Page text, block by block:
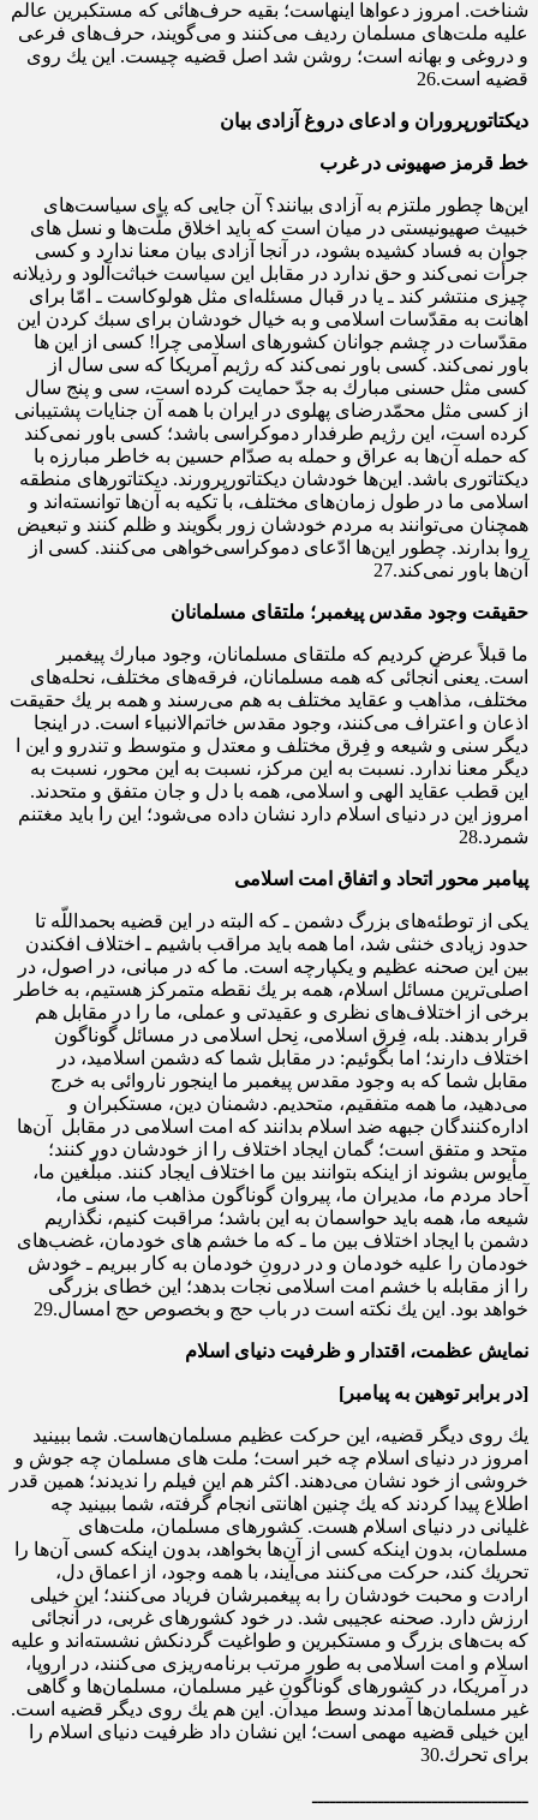
شناخت. امروز دعواها اینهاست؛ بقیه‌ حرف‌هائى كه مستكبرین عالم
علیه ملت‌هاى مسلمان ردیف می‌كنند و می‌گویند، حرف‌هاى فرعى
و دروغى و بهانه است؛ روشن شد اصل قضیه چیست. این یك روى
قضیه است.26
دیکتاتورپروران و ادعای دروغ آزادی بیان
خط قرمز صهیونی در غرب
این‌ها چطور ملتزم به آزادى بیانند؟ آن جایى كه پاى سیاست‌هاى
خبیث صهیونیستى در میان است كه باید اخلاق ملّت‌ها و نسل هاى
جوان به فساد كشیده بشود، در آنجا آزادى بیان معنا ندارد و كسى
جرأت نمی‌كند و حق ندارد در مقابل این سیاست خباثت‌آلود و رذیلانه
چیزى منتشر كند ـ یا در قبال مسئله‌اى مثل هولوكاست ـ امّا براى
اهانت به مقدّسات اسلامى و به خیال خودشان براى سبك كردن این
مقدّسات در چشم جوانان كشورهاى اسلامى چرا! كسى از این ها
باور نمی‌كند. كسى باور نمی‌كند كه رژیم آمریكا كه سى سال از
كسى مثل حسنى مبارك به جدّ حمایت كرده است، سى و پنج سال
از كسى مثل محمّدرضاى پهلوى در ایران با همه‌ آن جنایات پشتیبانى
كرده است، این رژیم طرفدار دموكراسى باشد؛ كسى باور نمی‌كند
كه حمله‌ آن‌ها به عراق و حمله‌ به صدّام حسین به‌ خاطر مبارزه‌ با
دیكتاتورى باشد. این‌ها خودشان دیكتاتورپرورند. دیكتاتورهاى منطقه‌
اسلامى ما در طول زمان‌‌هاى مختلف، با تكیه‌ به آن‌ها توانسته‌اند و
همچنان می‌توانند به مردم خودشان زور بگویند و ظلم كنند و تبعیض
روا بدارند. چطور این‌ها ادّعاى دموكراسى‌خواهى می‌كنند. كسى از
آن‌ها باور نمی‌كند.27
حقیقت وجود مقدس پیغمبر؛ ملتقای مسلمانان
ما قبلاً عرض كردیم كه ملتقاى مسلمانان، وجود مبارك پیغمبر
است. یعنى آنجائى كه همه‌ مسلمانان، فرقه‌هاى مختلف، نحله‌هاى
مختلف، مذاهب و عقاید مختلف به هم می‌رسند و همه بر یك حقیقت
اذعان و اعتراف می‌كنند، وجود مقدس خاتم‌الانبیاء است. در اینجا
دیگر سنى و شیعه و فِرق مختلف و معتدل و متوسط و تندرو و این ا
دیگر معنا ندارد. نسبت به این مركز، نسبت به این محور، نسبت به
این قطب عقاید الهى و اسلامى، همه با دل و جان متفق و متحدند.
امروز این در دنیاى اسلام دارد نشان داده می‌شود؛ این را باید مغتنم
شمرد.28
پیامبر محور اتحاد و اتفاق امت اسلامی
یكى از توطئه‌هاى بزرگ دشمن ـ كه البته در این قضیه بحمداللّه تا
حدود زیادى خنثى شد، اما همه باید مراقب باشیم ـ اختلاف افكندن
بین این صحنه‌ عظیم و یكپارچه است. ما كه در مبانى، در اصول، در
اصلى‌ترین مسائل اسلام، همه بر یك نقطه متمركز هستیم، به خاطر
برخى از اختلاف‌هاى نظرى و عقیدتى و عملى، ما را در مقابل هم
قرار بدهند. بله، فِرق اسلامى، نِحل اسلامى در مسائل گوناگون
اختلاف دارند؛ اما بگوئیم: در مقابل شما كه دشمن اسلامید، در
مقابل شما كه به وجود مقدس پیغمبر ما اینجور ناروائى به خرج
می‌دهید، ما همه متفقیم، متحدیم. دشمنان دین، مستكبران و
اداره‌كنندگان جبهه‌ ضد اسلام بدانند كه امت اسلامى در مقابل آن‌ها
متحد و متفق است؛ گمان ایجاد اختلاف را از خودشان دور كنند؛
مأیوس بشوند از اینكه بتوانند بین ما اختلاف ایجاد كنند. مبلّغین ما،
آحاد مردم ما، مدیران ما، پیروان گوناگون مذاهب ما، سنى ما،
شیعه‌ ما، همه باید حواسمان به این باشد؛ مراقبت كنیم، نگذاریم
دشمن با ایجاد اختلاف بین ما ـ كه ما خشم هاى خودمان، غضب‌هاى
خودمان را علیه خودمان و در درونِ خودمان به كار ببریم ـ خودش
را از مقابله‌ با خشم امت اسلامى نجات بدهد؛ این خطاى بزرگى
خواهد بود. این یك نكته است در باب حج و بخصوص حج امسال.29
نمایش عظمت، اقتدار و ظرفیت دنیای اسلام
[در برابر توهین به پیامبر ]
یك روى دیگر قضیه، این حركت عظیم مسلمان‌هاست. شما ببینید
امروز در دنیاى اسلام چه خبر است؛ ملت های مسلمان چه جوش و
خروشی از خود نشان می‌دهند. اكثر هم این فیلم را ندیدند؛ همین قدر
اطلاع پیدا كردند كه یك چنین اهانتى انجام گرفته، شما ببینید چه
غلیانى در دنیاى اسلام هست. كشورهاى مسلمان، ملت‌هاى
مسلمان، بدون اینكه كسى از آن‌ها بخواهد، بدون اینكه كسى آن‌ها را
تحریك كند، حركت می‌كنند مى‌آیند، با همه‌ وجود، از اعماق دل،
ارادت و محبت خودشان را به پیغمبرشان فریاد می‌كنند؛ این خیلى
ارزش دارد. صحنه‌ عجیبى شد. در خود كشورهاى غربى، در آنجائى
كه بت‌هاى بزرگ و مستكبرین و طواغیت گردنكش نشسته‌اند و علیه
اسلام و امت اسلامى به طور مرتب برنامه‌ریزى می‌كنند، در اروپا،
در آمریكا، در كشورهاى گوناگونِ غیر مسلمان، مسلمان‌ها و گاهى
غیر مسلمان‌ها آمدند وسط میدان. این هم یك روى دیگر قضیه است.
این خیلى قضیه‌ مهمى است؛ این نشان داد ظرفیت دنیاى اسلام را
براى تحرك.30
ــــــــــــــــــــــــــــــــــــ